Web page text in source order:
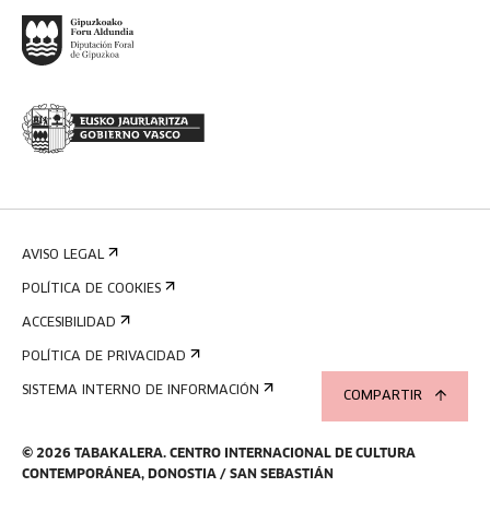
COMPARTIR
© 2026 TABAKALERA. CENTRO INTERNACIONAL DE CULTURA
CONTEMPORÁNEA, DONOSTIA / SAN SEBASTIÁN
AVISO LEGAL
POLÍTICA DE COOKIES
ACCESIBILIDAD
POLÍTICA DE PRIVACIDAD
SISTEMA INTERNO DE INFORMACIÓN